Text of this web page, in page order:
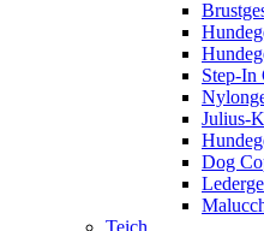
Step-In
Julius-
Dog
Teich